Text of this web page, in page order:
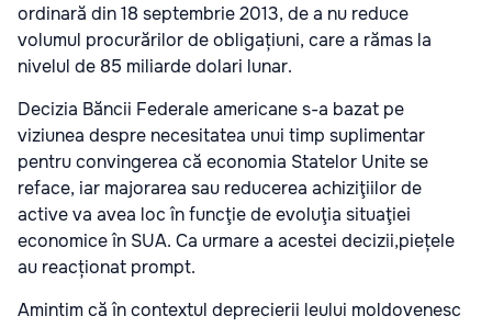
ordinară din 18 septembrie 2013, de a nu reduce
volumul procurărilor de obligațiuni, care a rămas la
nivelul de 85 miliarde dolari lunar.
Decizia Băncii Federale americane s-a bazat pe
viziunea despre necesitatea unui timp suplimentar
pentru convingerea că economia Statelor Unite se
reface, iar majorarea sau reducerea achiziţiilor de
active va avea loc în funcţie de evoluţia situaţiei
economice în SUA. Ca urmare a acestei decizii,piețele
au reacționat prompt.
Amintim că în contextul deprecierii leului moldovenesc